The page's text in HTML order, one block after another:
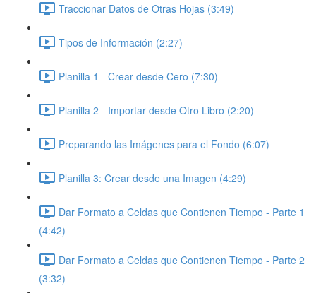
Traccionar Datos de Otras Hojas (3:49)
Tipos de Información (2:27)
Planilla 1 - Crear desde Cero (7:30)
Planilla 2 - Importar desde Otro Libro (2:20)
Preparando las Imágenes para el Fondo (6:07)
Planilla 3: Crear desde una Imagen (4:29)
Dar Formato a Celdas que Contienen Tiempo - Parte 1
(4:42)
Dar Formato a Celdas que Contienen Tiempo - Parte 2
(3:32)